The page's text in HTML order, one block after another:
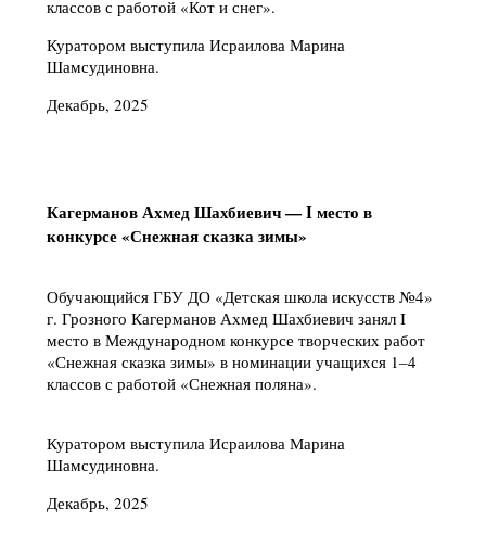
классов с работой «Кот и снег».
Куратором выступила Исраилова Марина
Шамсудиновна.
Декабрь, 2025
Кагерманов Ахмед Шахбиевич — I место в
конкурсе «Снежная сказка зимы»
Обучающийся ГБУ ДО «Детская школа искусств №4»
г. Грозного Кагерманов Ахмед Шахбиевич занял I
место в Международном конкурсе творческих работ
«Снежная сказка зимы» в номинации учащихся 1–4
классов с работой «Снежная поляна».
Куратором выступила Исраилова Марина
Шамсудиновна.
Декабрь, 2025